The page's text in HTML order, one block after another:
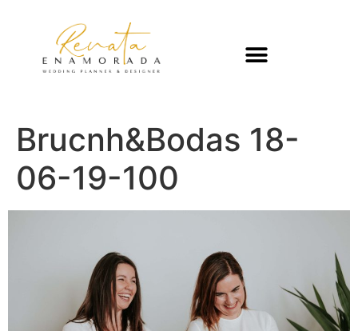
Brucnh&Bodas 18-
06-19-100